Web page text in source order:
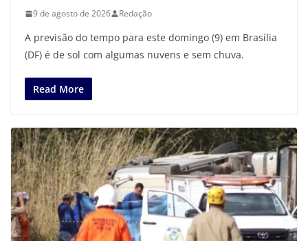
9 de agosto de 2026 Redação
A previsão do tempo para este domingo (9) em Brasília
(DF) é de sol com algumas nuvens e sem chuva.
Read More